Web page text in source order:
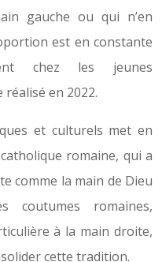
gauche ou qui n’en
est en constante
chez les jeunes
en 2022.
et culturels met en
romaine, qui a
comme la main de Dieu
coutumes romaines,
à la main droite,
cette tradition.